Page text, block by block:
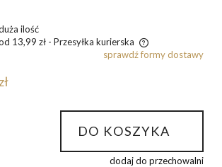
ilość
13,99 zł - Przesyłka kurierska
ewentualnych kosztów płatnościsprawdź formy dostawy
DO KOSZYKA
dodaj do przechowalni